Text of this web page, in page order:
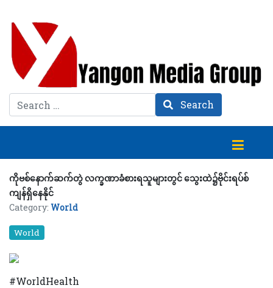
Search Search
ကိုဗစ်နောက်ဆက်တွဲ လက္ခဏာခံစားရသူများတွင် သွေးထဲ၌ဗိုင်းရပ်စ်
ကျန်ရှိနေနိုင်
Category: World
World
#WorldHealth